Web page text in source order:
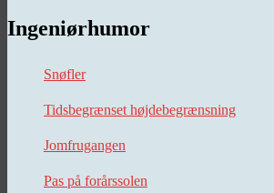
Ingeniørhumor
Snøfler
Tidsbegrænset højdebegrænsning
Jomfrugangen
Pas på forårssolen